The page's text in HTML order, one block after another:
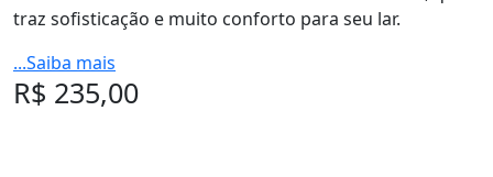
traz sofisticação e muito conforto para seu lar.
...Saiba mais
R$ 235,00